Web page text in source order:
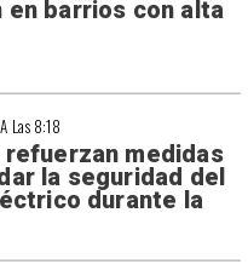
en barrios con alta
Las 8:18
refuerzan medidas
la seguridad del
durante la